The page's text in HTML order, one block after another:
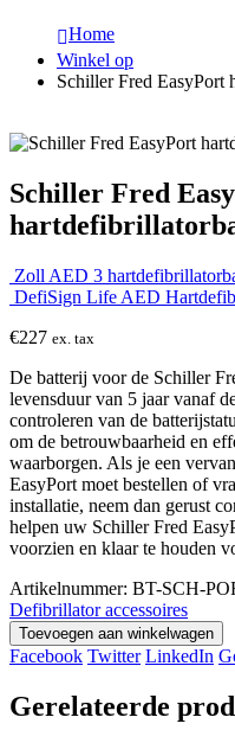
Home
Winkel op
Schiller Fred EasyPort
Schiller Fred
Zoll AED 3
DefiSign Life AED
€227 ex. tax
De batterij voor de Schiller
levensduur van 5 jaar vanaf
controleren van de
om de betrouwbaarheid en
waarborgen. Als je een
EasyPort moet bestellen of
installatie, neem dan gerust
helpen uw Schiller Fred
voorzien en klaar te houden
Artikelnummer: BT-SCH-
Defibrillator accessoires
Toevoegen aan winkelwagen
Facebook Twitter LinkedIn
Gerelateerde